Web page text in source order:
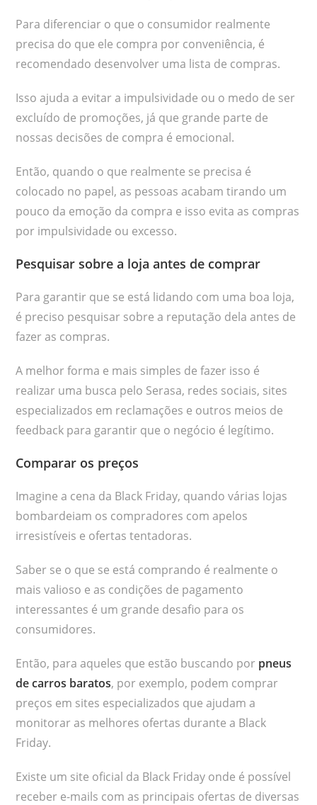
Para diferenciar o que o consumidor realmente
precisa do que ele compra por conveniência, é
recomendado desenvolver uma lista de compras.
Isso ajuda a evitar a impulsividade ou o medo de ser
excluído de promoções, já que grande parte de
nossas decisões de compra é emocional.
Então, quando o que realmente se precisa é
colocado no papel, as pessoas acabam tirando um
pouco da emoção da compra e isso evita as compras
por impulsividade ou excesso.
Pesquisar sobre a loja antes de comprar
Para garantir que se está lidando com uma boa loja,
é preciso pesquisar sobre a reputação dela antes de
fazer as compras.
A melhor forma e mais simples de fazer isso é
realizar uma busca pelo Serasa, redes sociais, sites
especializados em reclamações e outros meios de
feedback para garantir que o negócio é legítimo.
Comparar os preços
Imagine a cena da Black Friday, quando várias lojas
bombardeiam os compradores com apelos
irresistíveis e ofertas tentadoras.
Saber se o que se está comprando é realmente o
mais valioso e as condições de pagamento
interessantes é um grande desafio para os
consumidores.
Então, para aqueles que estão buscando por pneus
de carros baratos, por exemplo, podem comprar
preços em sites especializados que ajudam a
monitorar as melhores ofertas durante a Black
Friday.
Existe um site oficial da Black Friday onde é possível
receber e-mails com as principais ofertas de diversas